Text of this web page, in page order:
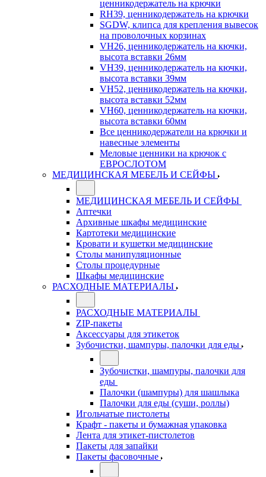
ценникодержатель на крючки
RH39, ценникодержатель на крючки
SGDW, клипса для крепления вывесок
на проволочных корзинах
VH26, ценникодержатель на кючки,
высота вставки 26мм
VH39, ценникодержатель на кючки,
высота вставки 39мм
VH52, ценникодержатель на кючки,
высота вставки 52мм
VH60, ценникодержатель на кючки,
высота вставки 60мм
Все ценникодержатели на крючки и
навесные элементы
Меловые ценники на крючок с
ЕВРОСЛОТОМ
МЕДИЦИНСКАЯ МЕБЕЛЬ И СЕЙФЫ
МЕДИЦИНСКАЯ МЕБЕЛЬ И СЕЙФЫ
Аптечки
Архивные шкафы медицинские
Картотеки медицинские
Кровати и кушетки медицинские
Столы манипуляционные
Столы процедурные
Шкафы медицинские
РАСХОДНЫЕ МАТЕРИАЛЫ
РАСХОДНЫЕ МАТЕРИАЛЫ
ZIP-пакеты
Аксессуары для этикеток
Зубочистки, шампуры, палочки для еды
Зубочистки, шампуры, палочки для
еды
Палочки (шампуры) для шашлыка
Палочки для еды (суши, роллы)
Игольчатые пистолеты
Крафт - пакеты и бумажная упаковка
Лента для этикет-пистолетов
Пакеты для запайки
Пакеты фасовочные